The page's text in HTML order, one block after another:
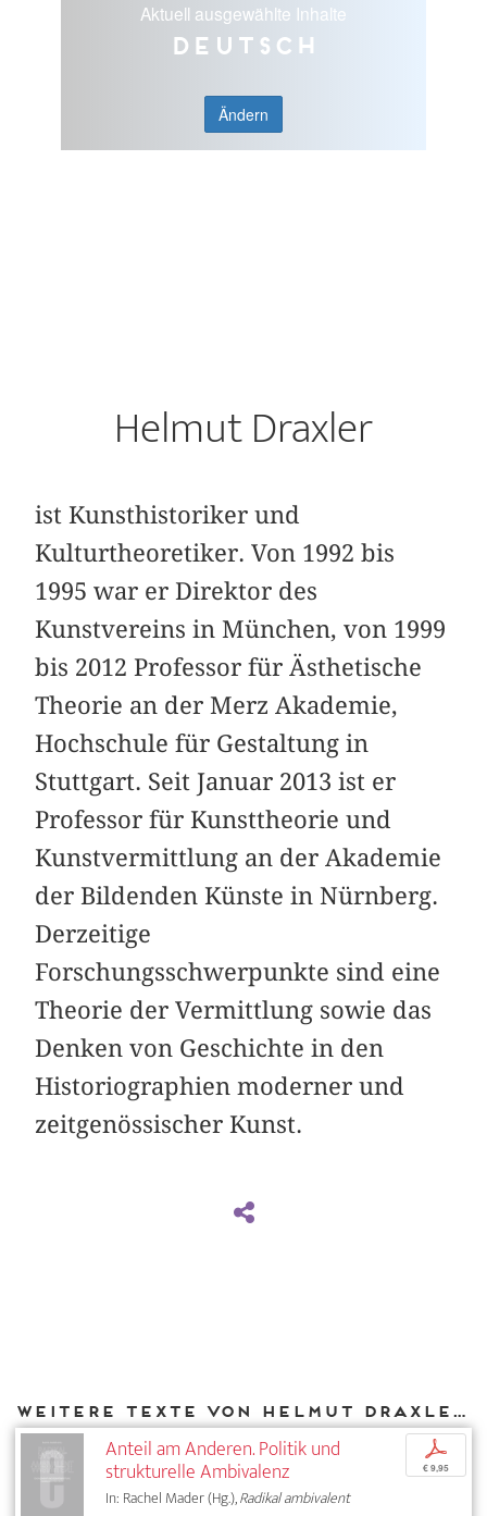
Aktuell ausgewählte Inhalte
Deutsch
Ändern
Helmut Draxler
ist Kunsthistoriker und
Kulturtheoretiker. Von 1992 bis
1995 war er Direktor des
Kunstvereins in München, von 1999
bis 2012 Professor für Ästhetische
Theorie an der Merz Akademie,
Hochschule für Gestaltung in
Stuttgart. Seit Januar 2013 ist er
Professor für Kunsttheorie und
Kunstvermittlung an der Akademie
der Bildenden Künste in Nürnberg.
Derzeitige
Forschungsschwerpunkte sind eine
Theorie der Vermittlung sowie das
Denken von Geschichte in den
Historiographien moderner und
zeitgenössischer Kunst.
Weitere Texte von Helmut Draxler bei DIAPHANES
Anteil am Anderen. Politik und
strukturelle Ambivalenz
In: Rachel Mader (Hg.),Radikal ambivalent
p
€ 9,95